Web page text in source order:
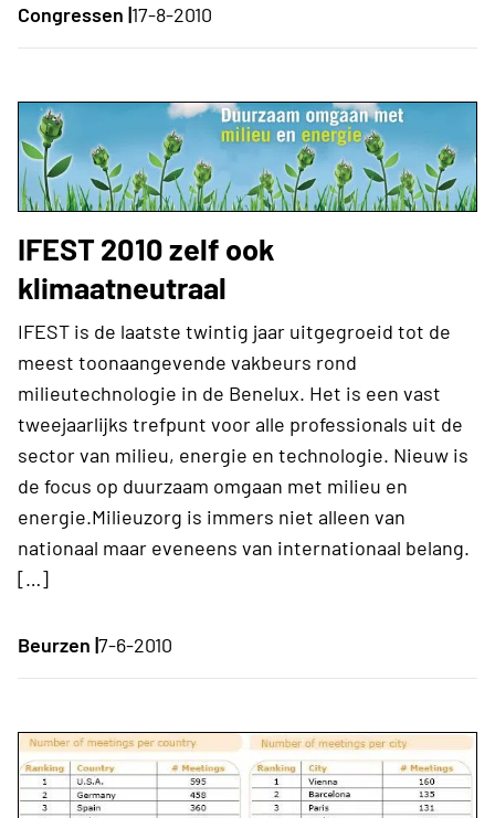
Congressen |17-8-2010
IFEST 2010 zelf ook
klimaatneutraal
IFEST is de laatste twintig jaar uitgegroeid tot de
meest toonaangevende vakbeurs rond
milieutechnologie in de Benelux. Het is een vast
tweejaarlijks trefpunt voor alle professionals uit de
sector van milieu, energie en technologie. Nieuw is
de focus op duurzaam omgaan met milieu en
energie.Milieuzorg is immers niet alleen van
nationaal maar eveneens van internationaal belang.
[…]
Beurzen |7-6-2010